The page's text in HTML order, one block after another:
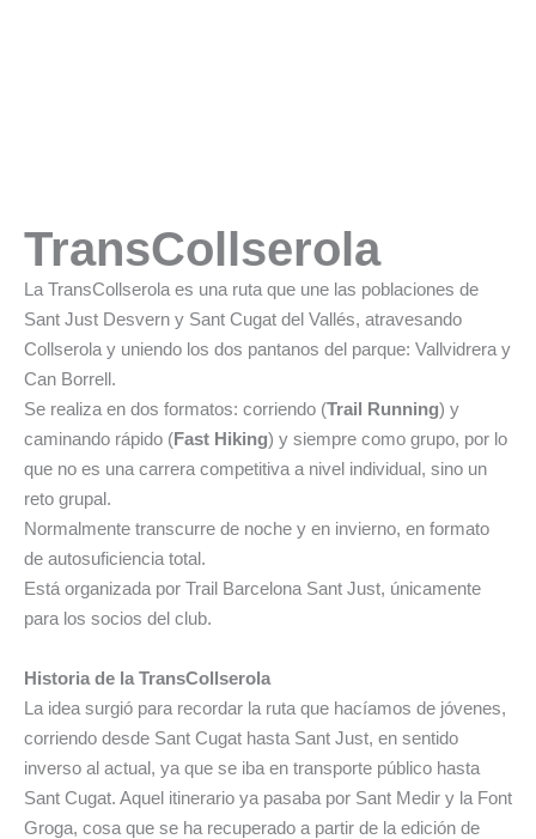
TransCollserola
La TransCollserola es una ruta que une las poblaciones de
Sant Just Desvern y Sant Cugat del Vallés, atravesando
Collserola y uniendo los dos pantanos del parque: Vallvidrera y
Can Borrell.
Se realiza en dos formatos: corriendo (Trail Running) y
caminando rápido (Fast Hiking) y siempre como grupo, por lo
que no es una carrera competitiva a nivel individual, sino un
reto grupal.
Normalmente transcurre de noche y en invierno, en formato
de autosuficiencia total.
Está organizada por Trail Barcelona Sant Just, únicamente
para los socios del club.
Historia de la TransCollserola
La idea surgió para recordar la ruta que hacíamos de jóvenes,
corriendo desde Sant Cugat hasta Sant Just, en sentido
inverso al actual, ya que se iba en transporte público hasta
Sant Cugat. Aquel itinerario ya pasaba por Sant Medir y la Font
Groga, cosa que se ha recuperado a partir de la edición de